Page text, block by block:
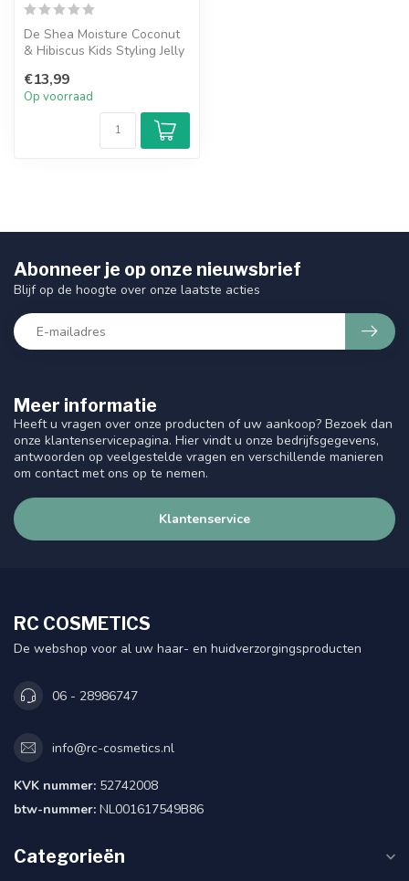
De Shea Moisture Coconut
& Hibiscus Kids Styling Jelly
€13,99
Op voorraad
Meer informatie
Heeft u vragen over onze producten of uw aankoop? Bezoek dan
onze klantenservicepagina. Hier vindt u onze bedrijfsgegevens,
antwoorden op veelgestelde vragen en verschillende manieren
om contact met ons op te nemen.
Klantenservice
Abonneer je op onze nieuwsbrief
Blijf op de hoogte over onze laatste acties
RC COSMETICS
De webshop voor al uw haar- en huidverzorgingsproducten
06 - 28986747
info@rc-cosmetics.nl
KVK nummer: 52742008
btw-nummer: NL001617549B86
Categorieën